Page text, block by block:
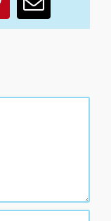
Correo